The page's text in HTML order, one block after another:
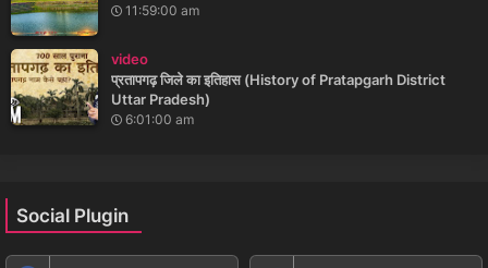
11:59:00 am
video
प्रतापगढ़ जिले का इतिहास (History of Pratapgarh District
Uttar Pradesh)
6:01:00 am
Social Plugin